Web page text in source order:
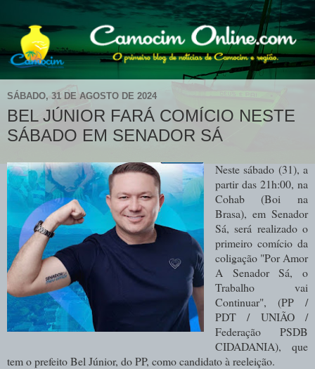
SÁBADO, 31 DE AGOSTO DE 2024
BEL JÚNIOR FARÁ COMÍCIO NESTE
SÁBADO EM SENADOR SÁ
Neste sábado (31), a
partir das 21h:00, na
Cohab (Boi na
Brasa), em Senador
Sá, será realizado o
primeiro comício da
coligação "Por Amor
A Senador Sá, o
Trabalho vai
Continuar", (PP /
PDT / UNIÃO /
Federação PSDB
CIDADANIA), que
tem o prefeito Bel Júnior, do PP, como candidato à reeleição.